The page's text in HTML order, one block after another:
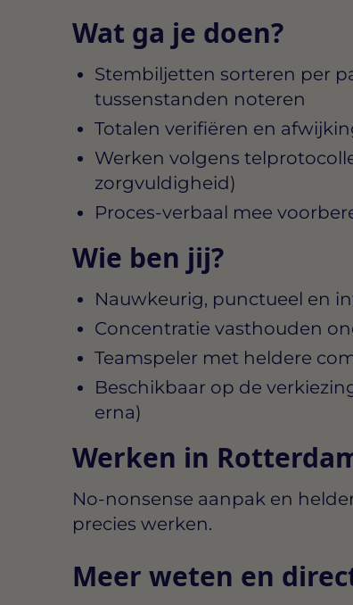
Wat ga je doen?
Stembiljetten sorteren per
tussenstanden noteren
Totalen verifiëren en
Werken volgens
zorgvuldigheid)
Proces‑verbaal mee
Wie ben jij?
Nauwkeurig, punctueel en
Concentratie vasthouden
Teamspeler met heldere
Beschikbaar op de
erna)
Werken in
No‑nonsense aanpak en
precies werken.
Meer weten en